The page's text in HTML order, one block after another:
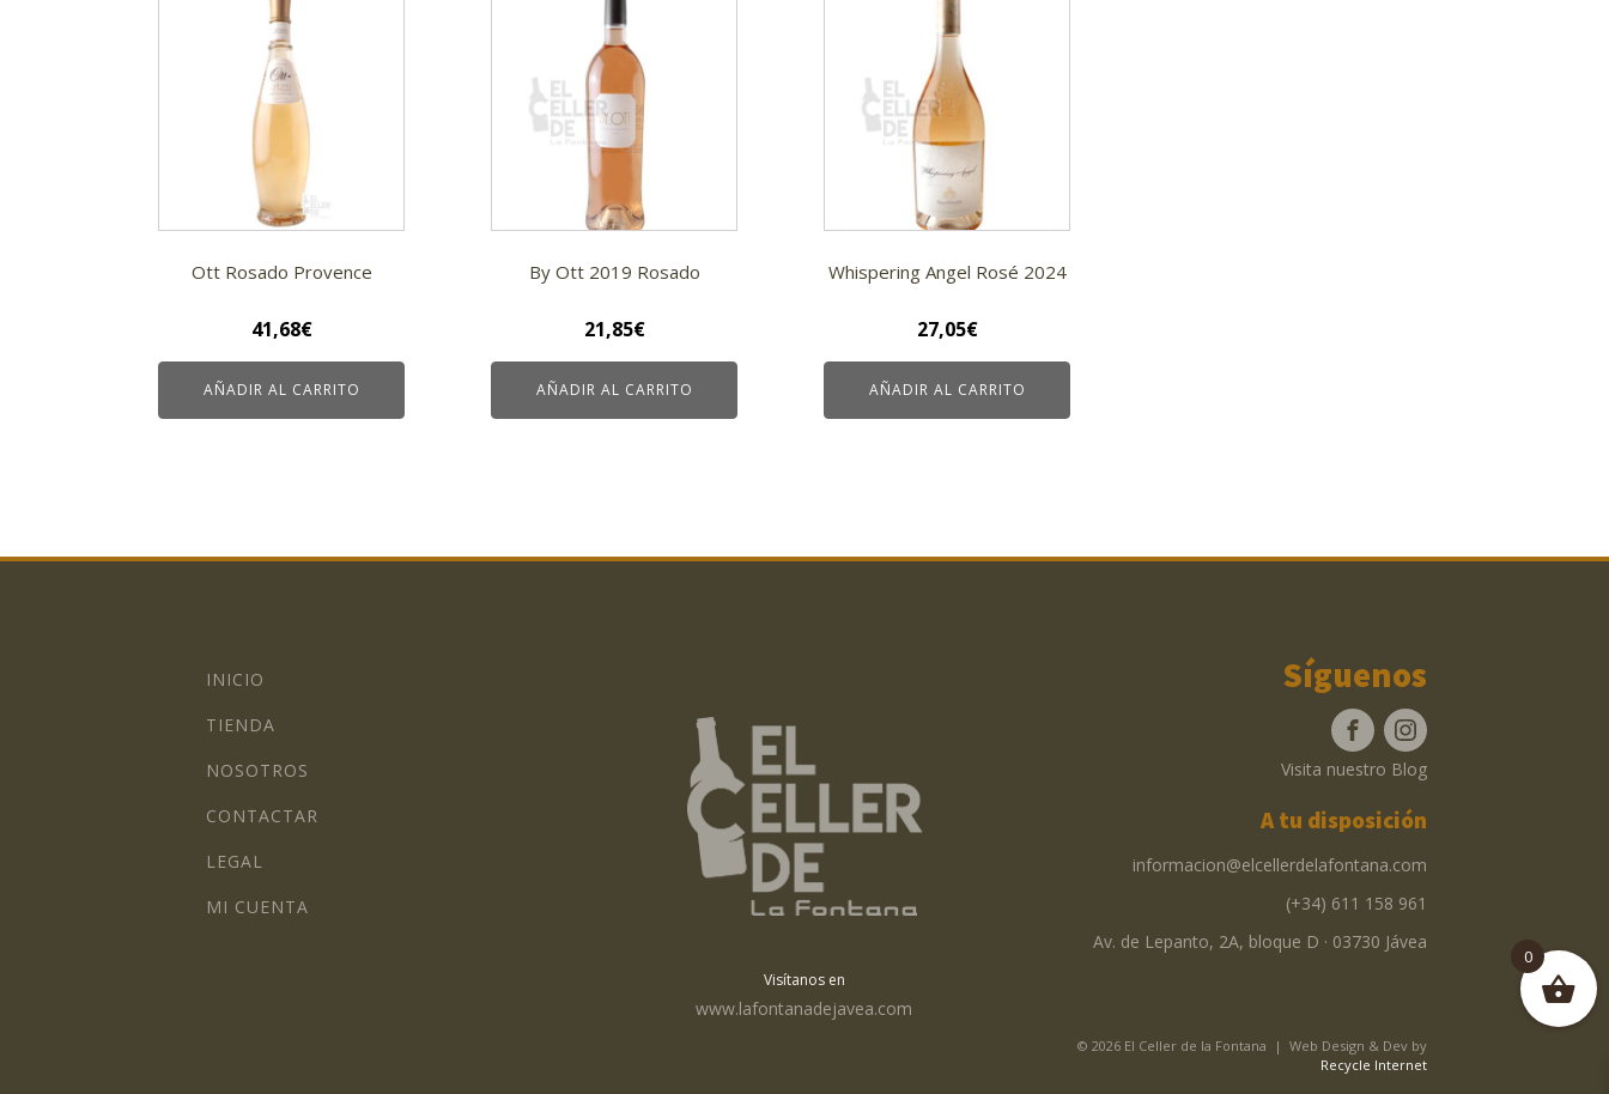
Ott Rosado Provence
41,68€
AÑADIR AL CARRITO
By Ott 2019 Rosado
21,85€
AÑADIR AL CARRITO
Whispering Angel Rosé 2024
27,05€
AÑADIR AL CARRITO
INICIO
TIENDA
NOSOTROS
CONTACTAR
LEGAL
MI CUENTA
Visítanos en
www.lafontanadejavea.com
Síguenos
Visita nuestro Blog
A tu disposición
informacion@elcellerdelafontana.com
(+34) 611 158 961
Av. de Lepanto, 2A, bloque D · 03730 Jávea
© 2026 El Celler de la Fontana | Web Design & Dev by
Recycle Internet
0